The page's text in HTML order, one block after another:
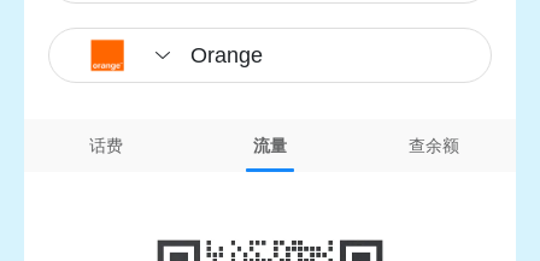
Orange
话费 流量 查余额